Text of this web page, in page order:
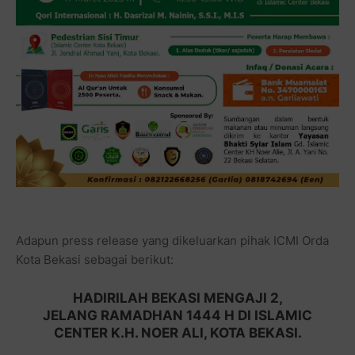
Adapun press release yang dikeluarkan pihak ICMI Orda
Kota Bekasi sebagai berikut:
HADIRILAH BEKASI MENGAJI 2,
JELANG RAMADHAN 1444 H DI ISLAMIC
CENTER K.H. NOER ALI, KOTA BEKASI.